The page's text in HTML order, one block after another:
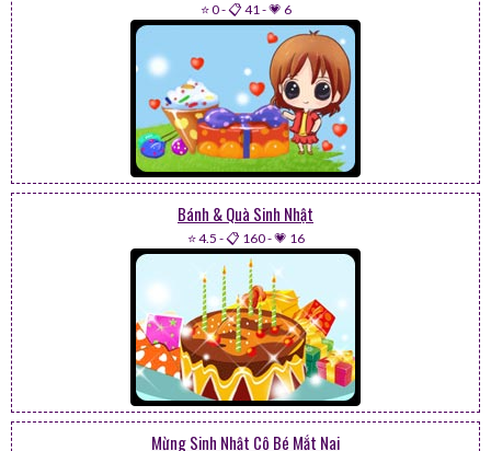
⭐ 0-📋 41-💗 6
Bánh & Quà Sinh Nhật
⭐ 4.5 -📋 160-💗 16
Mừng Sinh Nhật Cô Bé Mắt Nai